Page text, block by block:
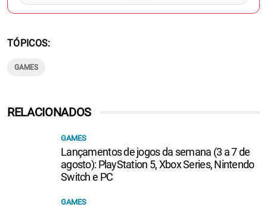
TÓPICOS
GAMES
RELACIONADOS
GAMES
Lançamentos de jogos da semana (3 a 7 de
agosto): PlayStation 5, Xbox Series, Nintendo
Switch e PC
GAMES